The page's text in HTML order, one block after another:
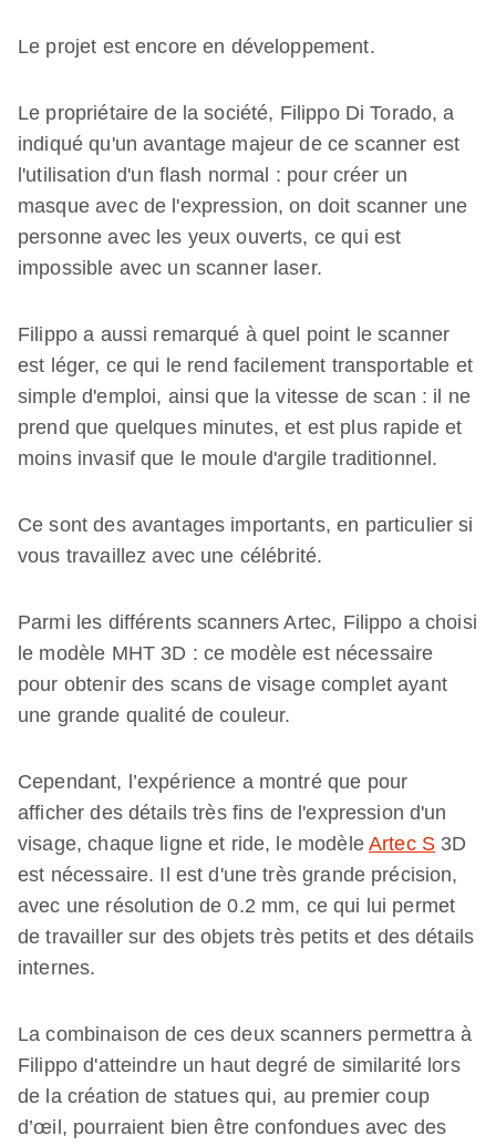
Le projet est encore en développement.
Le propriétaire de la société, Filippo Di Torado, a
indiqué qu'un avantage majeur de ce scanner est
l'utilisation d'un flash normal : pour créer un
masque avec de l'expression, on doit scanner une
personne avec les yeux ouverts, ce qui est
impossible avec un scanner laser.
Filippo a aussi remarqué à quel point le scanner
est léger, ce qui le rend facilement transportable et
simple d'emploi, ainsi que la vitesse de scan : il ne
prend que quelques minutes, et est plus rapide et
moins invasif que le moule d'argile traditionnel.
Ce sont des avantages importants, en particulier si
vous travaillez avec une célébrité.
Parmi les différents scanners Artec, Filippo a choisi
le modèle MHT 3D : ce modèle est nécessaire
pour obtenir des scans de visage complet ayant
une grande qualité de couleur.
Cependant, l’expérience a montré que pour
afficher des détails très fins de l'expression d'un
visage, chaque ligne et ride, le modèle Artec S 3D
est nécessaire. Il est d'une très grande précision,
avec une résolution de 0.2 mm, ce qui lui permet
de travailler sur des objets très petits et des détails
internes.
La combinaison de ces deux scanners permettra à
Filippo d'atteindre un haut degré de similarité lors
de la création de statues qui, au premier coup
d’œil, pourraient bien être confondues avec des